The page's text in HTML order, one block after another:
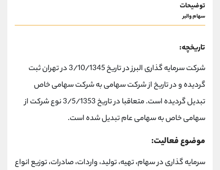
توضیحات
سهام والبر
تاریخچه:
شرکت سرمایه گذاری البرز در تاریخ 3/10/1345 در تهران ثبت
گردیده و در تاریخ از شرکت سهامی به شرکت سهامی خاص
تبدیل گردیده است. متعاقبا در تاریخ 3/5/1353 نوع شرکت از
سهامی خاص به سهامی عام تبدیل شده است.
موضوع فعالیت:
سرمایه گذاری در سهام، تهیه، تولید، واردات، صادرات، توزیع انواع